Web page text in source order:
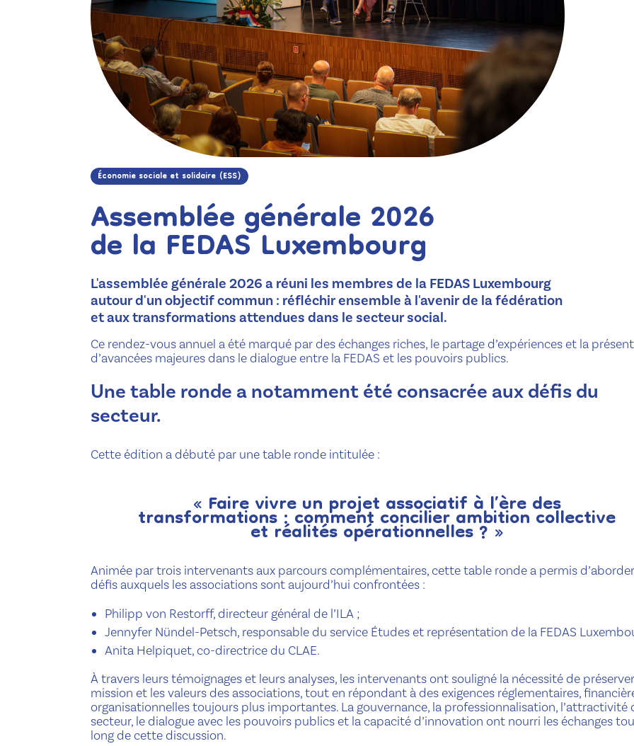
Économie sociale et solidaire (ESS)
Assemblée générale 2026
de la FEDAS Luxembourg
L'assemblée générale 2026 a réuni les membres de la FEDAS Luxembourg
autour d'un objectif commun : réfléchir ensemble à l'avenir de la fédération
et aux transformations attendues dans le secteur social.
Ce rendez-vous annuel a été marqué par des échanges riches, le partage d’expériences et la
d’avancées majeures dans le dialogue entre la FEDAS et les pouvoirs publics.
Une table ronde a notamment été consacrée aux défis du
secteur.
Cette édition a débuté par une table ronde intitulée :
« Faire vivre un projet associatif à l’ère des
transformations : comment concilier ambition collective
et réalités opérationnelles ? »
Animée par trois intervenants aux parcours complémentaires, cette table ronde a permis
défis auxquels les associations sont aujourd’hui confrontées :
Philipp von Restorff, directeur général de l’ILA ;
Jennyfer Nündel-Petsch, responsable du service Études et représentation de la FEDAS
Anita Helpiquet, co-directrice du CLAE.
À travers leurs témoignages et leurs analyses, les intervenants ont souligné la nécessité de
mission et les valeurs des associations, tout en répondant à des exigences réglementaires,
organisationnelles toujours plus importantes. La gouvernance, la professionnalisation, l’attractivité
secteur, le dialogue avec les pouvoirs publics et la capacité d’innovation ont nourri les échanges
long de cette discussion.